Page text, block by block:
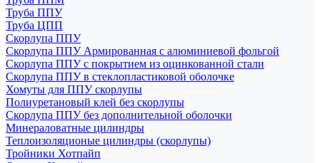
Труба ППУ
Труба ЦПП
Скорлупа ППУ
Скорлупа ППУ Армированная с алюминиевой фольгой
Скорлупа ППУ с покрытием из оцинкованной стали
Скорлупа ППУ в стеклопластиковой оболочке
Хомуты для ППУ скорлупы
Полиуретановый клей без скорлупы
Скорлупа ППУ без дополнительной оболочки
Минераловатные цилиндры
Теплоизоляционые цилиндры (скорлупы)
Тройники Хотпайп